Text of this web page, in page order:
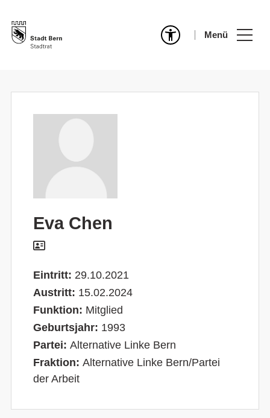
Menü
Eva Chen
Eintritt: 29.10.2021
Austritt: 15.02.2024
Funktion: Mitglied
Geburtsjahr: 1993
Partei: Alternative Linke Bern
Fraktion: Alternative Linke Bern/Partei
der Arbeit